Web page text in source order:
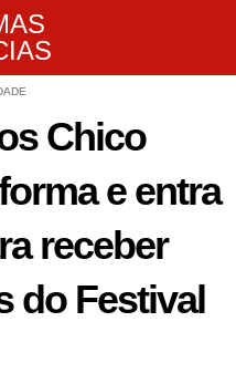
Chico
e entra
receber
do Festival